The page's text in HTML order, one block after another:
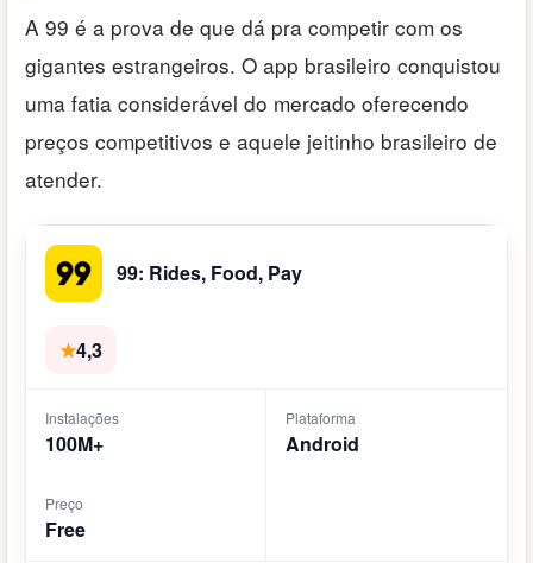
A 99 é a prova de que dá pra competir com os
gigantes estrangeiros. O app brasileiro conquistou
uma fatia considerável do mercado oferecendo
preços competitivos e aquele jeitinho brasileiro de
atender.
99: Rides, Food, Pay
★4,3
Instalações
100M+
Plataforma
Android
Preço
Free